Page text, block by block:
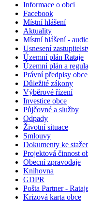
Informace o obci
Facebook
Místní hlášení
Aktuality
Místní hlášení -
Usnesení
Územní plán Rataje
Územní plán a
Právní předpisy
Důležité zákony
Výběrové řízení
Investice obce
Půjčovné a služby
Odpady
Životní situace
Smlouvy
Dokumenty ke
Projektová činnost
Obecní zpravodaje
Knihovna
GDPR
Pošta Partner -
Krizová karta obce